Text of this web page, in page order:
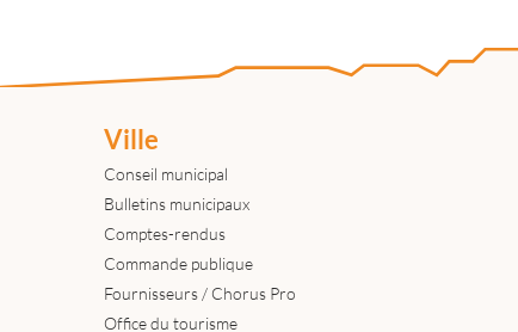
Ville
Conseil municipal
Bulletins municipaux
Comptes-rendus
Commande publique
Fournisseurs / Chorus Pro
Office du tourisme